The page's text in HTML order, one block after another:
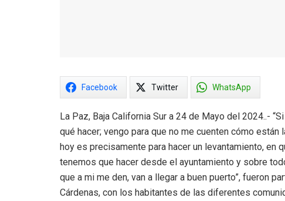
Facebook Twitter WhatsApp
La Paz, Baja California Sur a 24 de Mayo del 2024..-
qué hacer; vengo para que no me cuenten cómo
hoy es precisamente para hacer un levantamiento, en
tenemos que hacer desde el ayuntamiento y sobre
que a mi me den, van a llegar a buen puerto”, fueron
Cárdenas, con los habitantes de las diferentes